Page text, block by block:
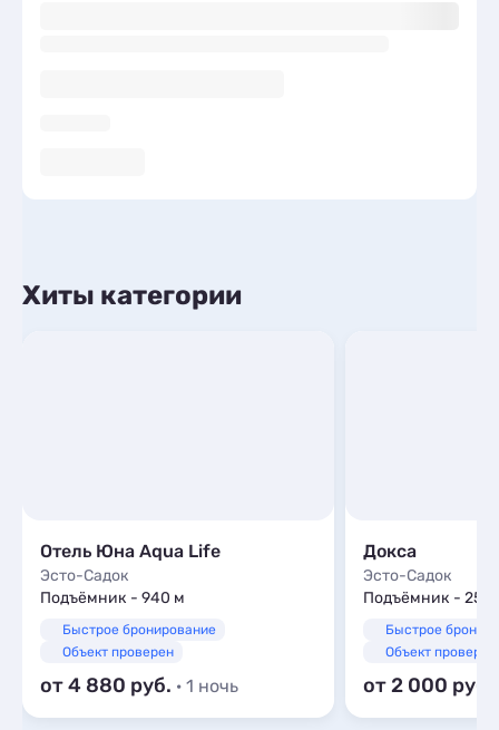
Хиты категории
Отель Юна Aqua Life
Эсто-Садок
Подъёмник - 940 м
Быстрое бронирование
Объект проверен
от 4 880 · 1 ночь
Докса
Эсто-Садок
Подъёмник - 253
Быстрое
Объект проверен
от 2 000